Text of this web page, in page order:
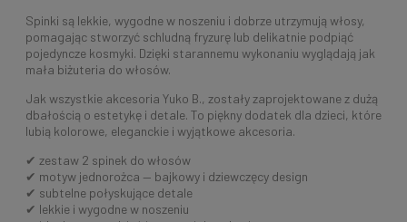
Spinki są lekkie, wygodne w noszeniu i dobrze utrzymują włosy,
pomagając stworzyć schludną fryzurę lub delikatnie podpiąć
pojedyncze kosmyki. Dzięki starannemu wykonaniu wyglądają jak
mała biżuteria do włosów.
Jak wszystkie akcesoria Yuko B., zostały zaprojektowane z dużą
dbałością o estetykę i detale. To piękny dodatek dla dzieci, które
lubią kolorowe, eleganckie i wyjątkowe akcesoria.
✔ zestaw 2 spinek do włosów
✔ motyw jednorożca — bajkowy i dziewczęcy design
✔ subtelne połyskujące detale
✔ lekkie i wygodne w noszeniu